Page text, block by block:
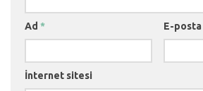
Ad * E-posta
İnternet sitesi